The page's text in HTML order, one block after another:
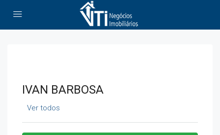
IVAN BARBOSA
Ver todos